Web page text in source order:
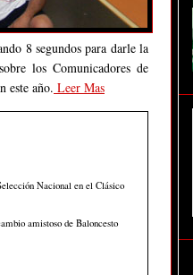
8 segundos para darle la
los Comunicadores de
este año. Leer Mas
Nacional en el Clásico